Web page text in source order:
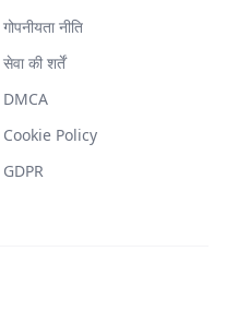
गोपनीयता नीति
सेवा की शर्तें
DMCA
Cookie Policy
GDPR